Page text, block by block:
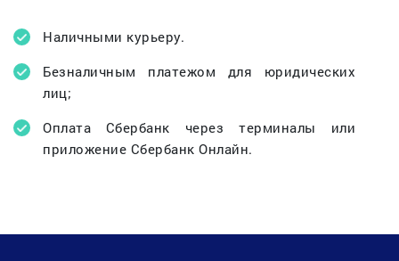
Наличными курьеру.
Безналичным платежом для юридических
лиц;
Оплата Сбербанк через терминалы или
приложение Сбербанк Онлайн.